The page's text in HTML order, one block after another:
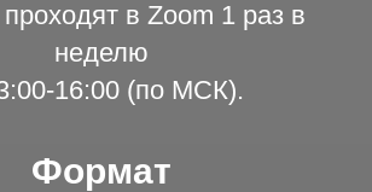
в Zoom 1 раз в
неделю
16:00 (по МСК).
Формат